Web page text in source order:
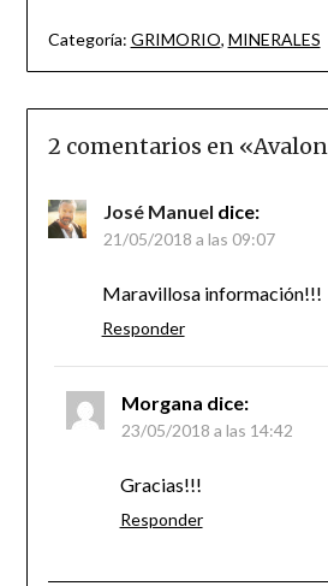
Categoría: GRIMORIO, MINERALES
2 comentarios en «
José Manuel dice:
21/05/2018 a las 09:07
Maravillosa información!!!
Responder
Morgana dice:
23/05/2018 a las 14:42
Gracias!!!
Responder